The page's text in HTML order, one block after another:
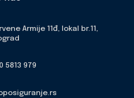
Armije 11đ, lokal br.11,
5813 979